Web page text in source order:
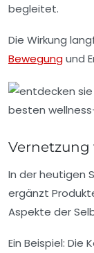
begleitet.
Die Wirkung
Bewegungund
In der heutigen
ergänzt
Aspekte der
Ein Beispiel: